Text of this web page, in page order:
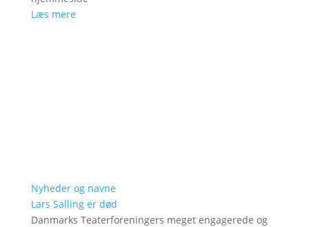
Læs mere
Nyheder og navne
Lars Salling er død
Danmarks Teaterforeningers meget engagerede og